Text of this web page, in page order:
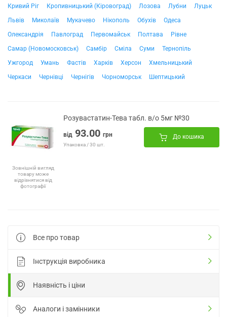
Кривий Ріг
Кропивницький (Кіровоград) Лозова Лубни
Луцьк
Львів
Миколаїв Мукачево Нікополь Обухів
Одеса
Олександрія
Павлоград Первомайськ Полтава
Рівне
Самар (Новомосковськ)
Самбір Сміла Суми
Тернопіль
Ужгород
Умань Фастів Харків Херсон
Хмельницький
Черкаси
Чернівці Чернігів Чорноморськ Шептицький
Зовнішній вигляд
товару може
відрізнятися від
фотографії
Розувастатин-Тева табл. в/о 5мг №30
від 93.00 грн
Упаковка / 30 шт.
До кошика
Все про товар
Інструкція виробника
Наявність і ціни
Аналоги і замінники